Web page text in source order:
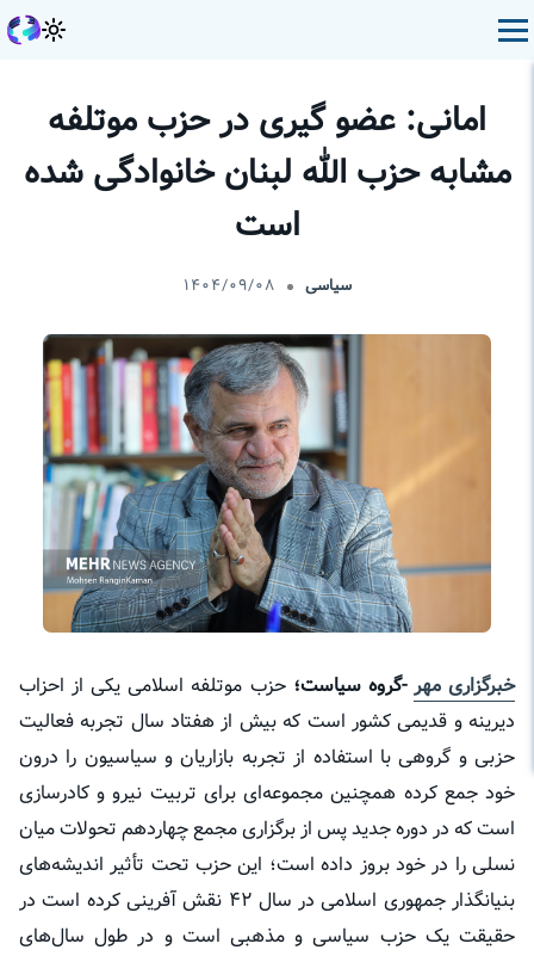
امانی: عضو گیری در حزب موتلفه
مشابه حزب الله لبنان خانوادگی شده
است
سیاسی ۱۴۰۴/۰۹/۰۸
خبرگزاری مهر -گروه سیاست؛ حزب موتلفه اسلامی یکی از احزاب
دیرینه و قدیمی کشور است که بیش از هفتاد سال تجربه فعالیت
حزبی و گروهی با استفاده از تجربه بازاریان و سیاسیون را درون
خود جمع کرده همچنین مجموعه‌ای برای تربیت نیرو و کادرسازی
است که در دوره جدید پس از برگزاری مجمع چهاردهم تحولات میان
نسلی را در خود بروز داده است؛ این حزب تحت تأثیر اندیشه‌های
بنیانگذار جمهوری اسلامی در سال ۴۲ نقش آفرینی کرده است در
حقیقت یک حزب سیاسی و مذهبی است و در طول سال‌های